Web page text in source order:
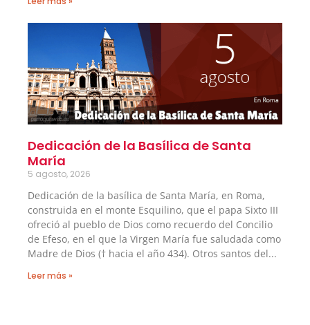
Dedicación de la Basílica de Santa
María
5 agosto, 2026
Dedicación de la basílica de Santa María, en Roma,
construida en el monte Esquilino, que el papa Sixto III
ofreció al pueblo de Dios como recuerdo del Concilio
de Efeso, en el que la Virgen María fue saludada como
Madre de Dios († hacia el año 434). Otros santos del
Leer más »